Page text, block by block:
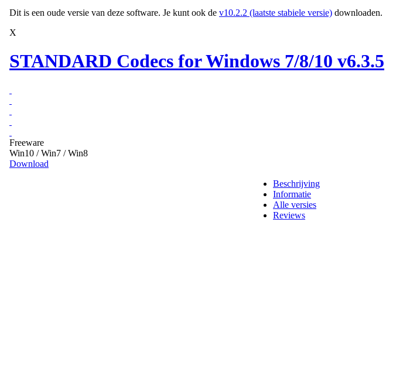
Dit is een oude versie van deze software. Je kunt ook de v10.2.2 (laatste stabiele versie) downloaden.
X
STANDARD Codecs for Windows 7/8/10 v6.3.5
Freeware
Win10 / Win7 / Win8
Download
Beschrijving
Informatie
Alle versies
Reviews